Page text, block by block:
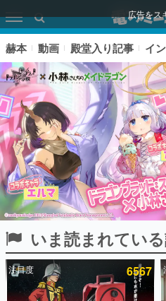
広告をス
ピックアップ
電ファミのいま読まれている記事
赫本 動画 殿堂入り記事 イ
いま読まれてい
注目度 6567